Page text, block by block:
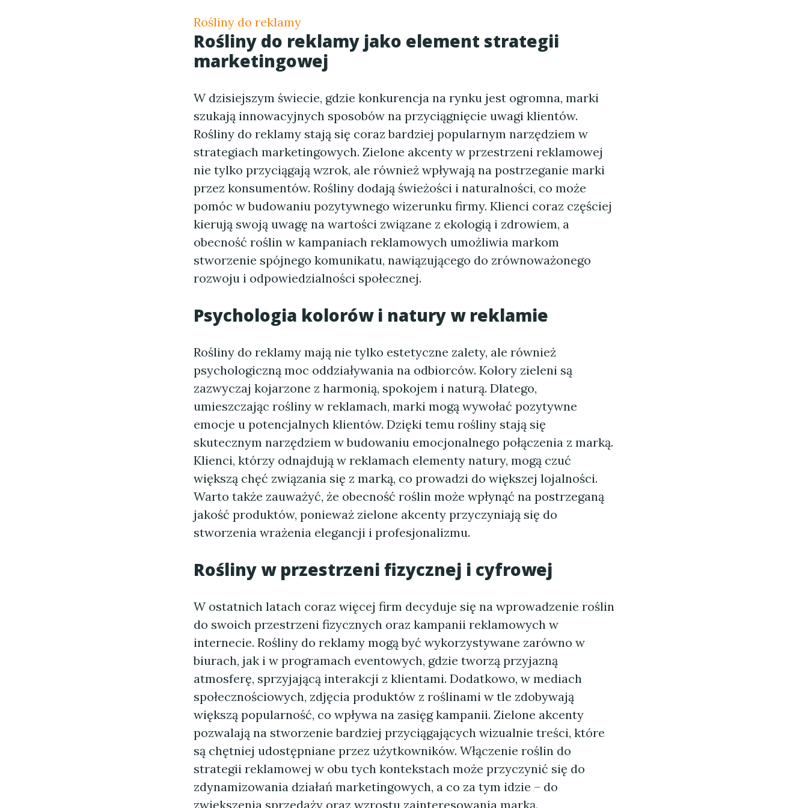
Rośliny do reklamy
Rośliny do reklamy jako element strategii
marketingowej
W dzisiejszym świecie, gdzie konkurencja na rynku jest ogromna, marki
szukają innowacyjnych sposobów na przyciągnięcie uwagi klientów.
Rośliny do reklamy stają się coraz bardziej popularnym narzędziem w
strategiach marketingowych. Zielone akcenty w przestrzeni reklamowej
nie tylko przyciągają wzrok, ale również wpływają na postrzeganie marki
przez konsumentów. Rośliny dodają świeżości i naturalności, co może
pomóc w budowaniu pozytywnego wizerunku firmy. Klienci coraz częściej
kierują swoją uwagę na wartości związane z ekologią i zdrowiem, a
obecność roślin w kampaniach reklamowych umożliwia markom
stworzenie spójnego komunikatu, nawiązującego do zrównoważonego
rozwoju i odpowiedzialności społecznej.
Psychologia kolorów i natury w reklamie
Rośliny do reklamy mają nie tylko estetyczne zalety, ale również
psychologiczną moc oddziaływania na odbiorców. Kolory zieleni są
zazwyczaj kojarzone z harmonią, spokojem i naturą. Dlatego,
umieszczając rośliny w reklamach, marki mogą wywołać pozytywne
emocje u potencjalnych klientów. Dzięki temu rośliny stają się
skutecznym narzędziem w budowaniu emocjonalnego połączenia z marką.
Klienci, którzy odnajdują w reklamach elementy natury, mogą czuć
większą chęć związania się z marką, co prowadzi do większej lojalności.
Warto także zauważyć, że obecność roślin może wpłynąć na postrzeganą
jakość produktów, ponieważ zielone akcenty przyczyniają się do
stworzenia wrażenia elegancji i profesjonalizmu.
Rośliny w przestrzeni fizycznej i cyfrowej
W ostatnich latach coraz więcej firm decyduje się na wprowadzenie roślin
do swoich przestrzeni fizycznych oraz kampanii reklamowych w
internecie. Rośliny do reklamy mogą być wykorzystywane zarówno w
biurach, jak i w programach eventowych, gdzie tworzą przyjazną
atmosferę, sprzyjającą interakcji z klientami. Dodatkowo, w mediach
społecznościowych, zdjęcia produktów z roślinami w tle zdobywają
większą popularność, co wpływa na zasięg kampanii. Zielone akcenty
pozwalają na stworzenie bardziej przyciągających wizualnie treści, które
są chętniej udostępniane przez użytkowników. Włączenie roślin do
strategii reklamowej w obu tych kontekstach może przyczynić się do
zdynamizowania działań marketingowych, a co za tym idzie – do
zwiększenia sprzedaży oraz wzrostu zainteresowania marką.